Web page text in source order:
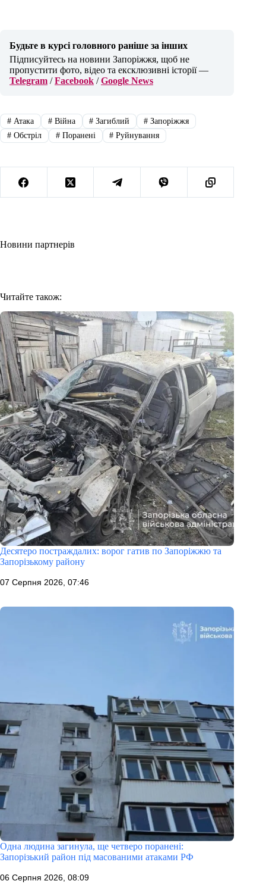
Будьте в курсі головного раніше за інших
Підписуйтесь на новини Запоріжжя, щоб не
пропустити фото, відео та ексклюзивні історії —
Telegram /Facebook /Google News
#Атака #Війна # Загиблий # Запоріжжя
#Обстріл #Поранені # Руйнування
Новини партнерів
Читайте також:
Десятеро постраждалих: ворог гатив по Запоріжжю та
Запорізькому району
07 Серпня 2026, 07:46
Одна людина загинула, ще четверо поранені:
Запорізький район під масованими атаками РФ
06 Серпня 2026, 08:09